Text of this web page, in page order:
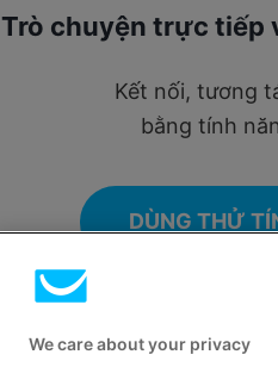
Trò chuyện trực tiếp
Kết nối, tương
bằng tính
DÙNG THỬ
We care about your privacy